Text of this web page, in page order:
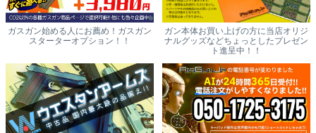
ガスガン始める人にお薦め！ガスガン
スターターオプション！！
ガン本体お買い上げの方に当店オリジ
ナルグッズなどちょっとしたプレゼン
ト進呈中！！